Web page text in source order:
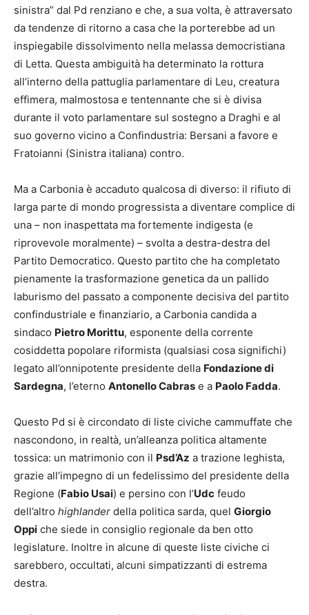
sinistra” dal Pd renziano e che, a sua volta, è attraversato
da tendenze di ritorno a casa che la porterebbe ad un
inspiegabile dissolvimento nella melassa democristiana
di Letta. Questa ambiguità ha determinato la rottura
all’interno della pattuglia parlamentare di Leu, creatura
effimera, malmostosa e tentennante che si è divisa
durante il voto parlamentare sul sostegno a Draghi e al
suo governo vicino a Confindustria: Bersani a favore e
Fratoianni (Sinistra italiana) contro.
Ma a Carbonia è accaduto qualcosa di diverso: il rifiuto di
larga parte di mondo progressista a diventare complice di
una – non inaspettata ma fortemente indigesta (e
riprovevole moralmente) – svolta a destra-destra del
Partito Democratico. Questo partito che ha completato
pienamente la trasformazione genetica da un pallido
laburismo del passato a componente decisiva del partito
confindustriale e finanziario, a Carbonia candida a
sindaco Pietro Morittu, esponente della corrente
cosiddetta popolare riformista (qualsiasi cosa significhi)
legato all’onnipotente presidente della Fondazione di
Sardegna, l’eterno Antonello Cabras e a Paolo Fadda.
Questo Pd si è circondato di liste civiche cammuffate che
nascondono, in realtà, un’alleanza politica altamente
tossica: un matrimonio con il Psd’Az a trazione leghista,
grazie all’impegno di un fedelissimo del presidente della
Regione (Fabio Usai) e persino con l’Udc feudo
dell’altro highlander della politica sarda, quel Giorgio
Oppi che siede in consiglio regionale da ben otto
legislature. Inoltre in alcune di queste liste civiche ci
sarebbero, occultati, alcuni simpatizzanti di estrema
destra.